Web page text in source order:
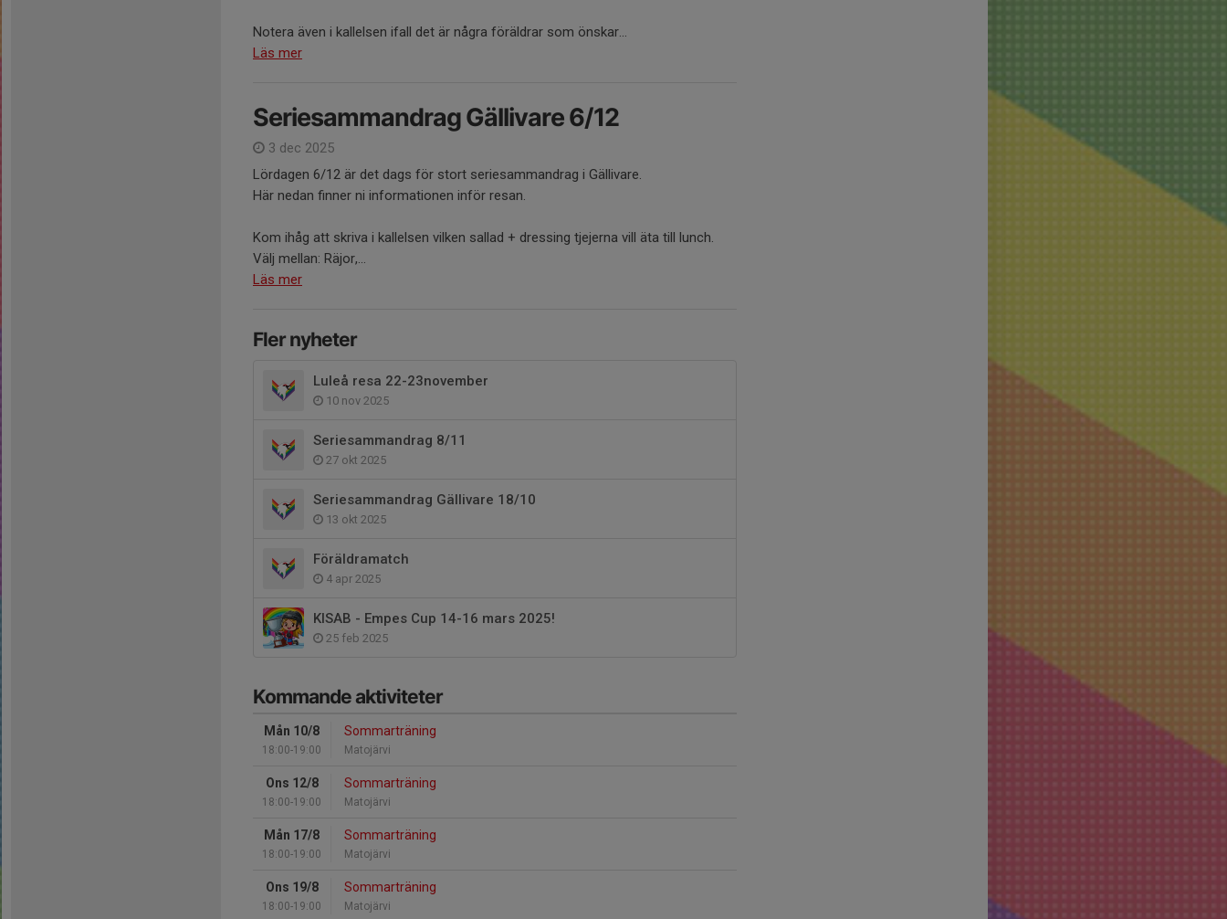
Notera även i kallelsen ifall det är några föräldrar som önskar...
Läs mer
Seriesammandrag Gällivare 6/12
3 dec 2025
Lördagen 6/12 är det dags för stort seriesammandrag i Gällivare.
Här nedan finner ni informationen inför resan.
Kom ihåg att skriva i kallelsen vilken sallad + dressing tjejerna vill äta till lunch.
Välj mellan: Räjor,...
Läs mer
Fler nyheter
Luleå resa 22-23november
10 nov 2025
Seriesammandrag 8/11
27 okt 2025
Seriesammandrag Gällivare 18/10
13 okt 2025
Föräldramatch
4 apr 2025
KISAB - Empes Cup 14-16 mars 2025!
25 feb 2025
Kommande aktiviteter
Mån 10/8
18:00-19:00
Sommarträning
Matojärvi
Ons 12/8
18:00-19:00
Sommarträning
Matojärvi
Mån 17/8
18:00-19:00
Sommarträning
Matojärvi
Ons 19/8
18:00-19:00
Sommarträning
Matojärvi